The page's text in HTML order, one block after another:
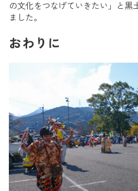
の文化をつなげていきたい」と黒
ました。
おわりに